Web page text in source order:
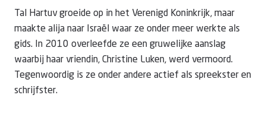
Doneer
Tal Hartuv groeide op in het Verenigd Koninkrijk, maar
maakte alija naar Israël waar ze onder meer werkte als
gids. In 2010 overleefde ze een gruwelijke aanslag
waarbij haar vriendin, Christine Luken, werd vermoord.
Tegenwoordig is ze onder andere actief als spreekster en
schrijfster.